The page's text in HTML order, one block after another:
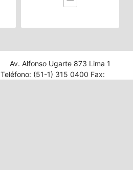
proteger
futuras
tripuladas.
Av. Alfonso Ugarte 873 Lima 1
Teléfono: (51-1) 315 0400 Fax: